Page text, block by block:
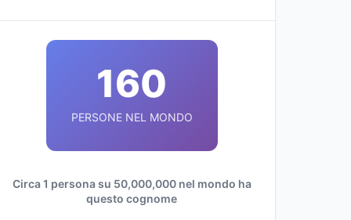
160
PERSONE NEL MONDO
Circa 1 persona su 50,000,000 nel mondo ha
questo cognome